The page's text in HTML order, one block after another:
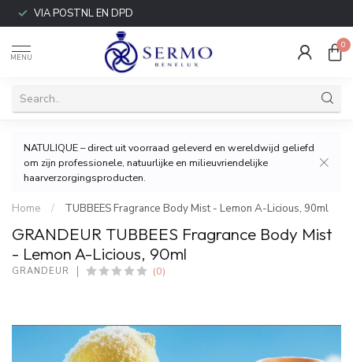
VIA POSTNL EN DPD
MENU
0
NATULIQUE – direct uit voorraad geleverd en wereldwijd geliefd
om zijn professionele, natuurlijke en milieuvriendelijke
haarverzorgingsproducten.
Home / TUBBEES Fragrance Body Mist - Lemon A-Licious, 90ml
GRANDEUR TUBBEES Fragrance Body Mist
- Lemon A-Licious, 90ml
GRANDEUR (0)